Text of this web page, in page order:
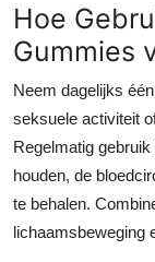
Hoe
Gummies
Neem dagelijks
seksuele activiteit
Regelmatig
houden, de
te behalen.
lichaamsbeweging